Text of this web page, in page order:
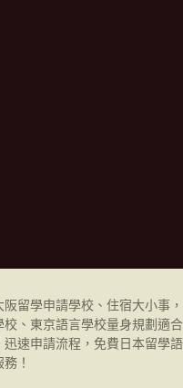
留學申請學校、住宿大小事，
、東京語言學校量身規劃適合
速申請流程，免費日本留學語
！